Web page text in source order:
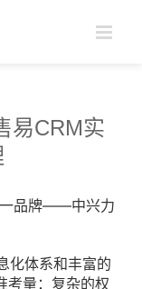
易CRM实
一品牌——中兴力
化体系和丰富的
考量：复杂的权